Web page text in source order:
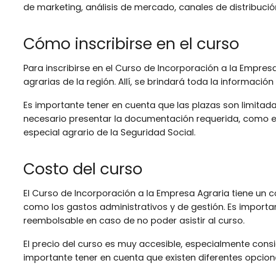
de marketing, análisis de mercado, canales de
Cómo inscribirse en el curso
Para inscribirse en el Curso de Incorporación a la
agrarias de la región. Allí, se brindará toda la
Es importante tener en cuenta que las plazas son
necesario presentar la documentación requerida, como
especial agrario de la Seguridad Social.
Costo del curso
El Curso de Incorporación a la Empresa Agraria tiene
como los gastos administrativos y de gestión. Es
reembolsable en caso de no poder asistir al curso.
El precio del curso es muy accesible, especialmente
importante tener en cuenta que existen diferentes